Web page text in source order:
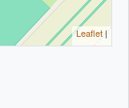
Leaflet|